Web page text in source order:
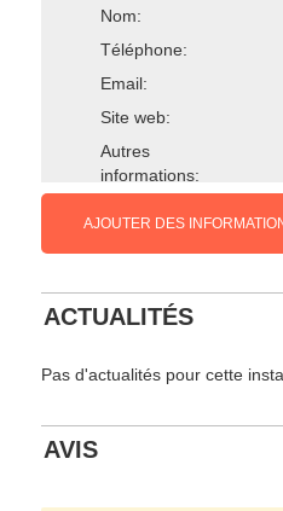
Nom:
Téléphone:
Email:
Site web:
Autres
informations:
AJOUTER DES
ACTUALITÉS
Pas d'actualités pour cette
AVIS